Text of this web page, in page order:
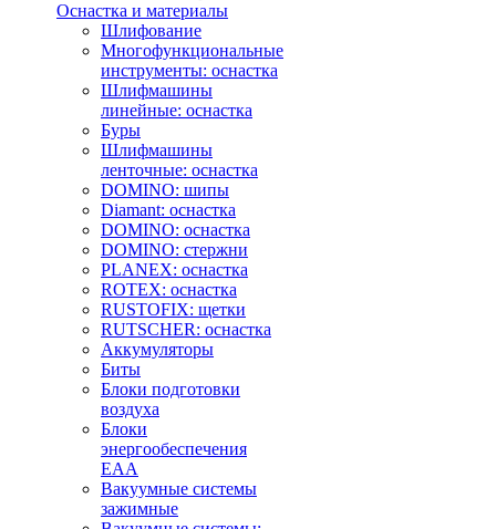
Оснастка и материалы
Шлифование
Многофункциональные
инструменты: оснастка
Шлифмашины
линейные: оснастка
Буры
Шлифмашины
ленточные: оснастка
DOMINO: шипы
Diamant: оснастка
DOMINO: оснастка
DOMINO: стержни
PLANEX: оснастка
ROTEX: оснастка
RUSTOFIX: щетки
RUTSCHER: оснастка
Аккумуляторы
Биты
Блоки подготовки
воздуха
Блоки
энергообеспечения
EAA
Вакуумные системы
зажимные